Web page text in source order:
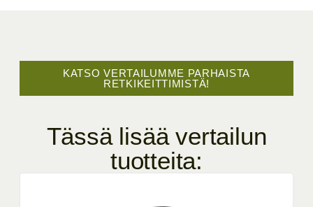
KATSO VERTAILUMME PARHAISTA
RETKIKEITTIMISTÄ!
Tässä lisää vertailun
tuotteita: